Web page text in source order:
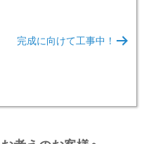
完成に向けて工事中！